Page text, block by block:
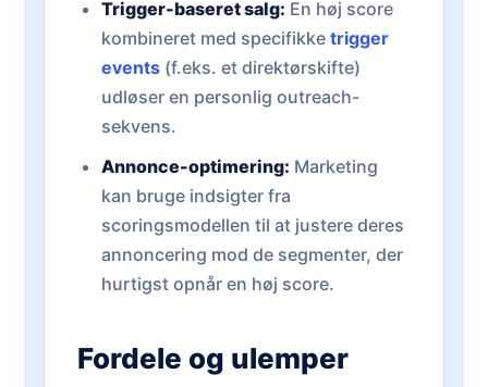
Trigger-baseret salg: En høj score
kombineret med specifikke trigger
events(f.eks. et direktørskifte)
udløser en personlig outreach-
sekvens.
Annonce-optimering: Marketing
kan bruge indsigter fra
scoringsmodellen til at justere deres
annoncering mod de segmenter, der
hurtigst opnår en høj score.
Fordele og ulemper